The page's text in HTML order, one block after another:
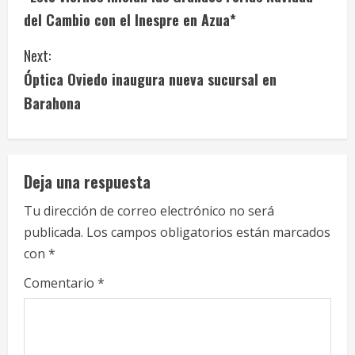
o
n
t
i
n
u
e
R
e
a
del Cambio con el Inespre en Azua*
Next:
Óptica Oviedo inaugura nueva sucursal en
Barahona
Deja una respuesta
Tu dirección de correo electrónico no será
publicada. Los campos obligatorios están marcados
con *
Comentario *